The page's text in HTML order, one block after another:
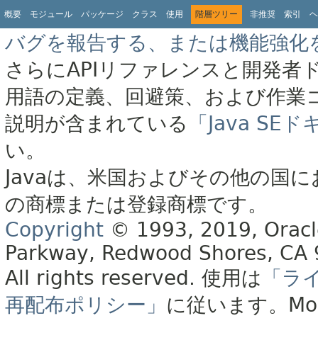
概要 モジュール パッケージ クラス 使用 階層ツリー 非推奨 索引
バグを報告する、または機能強化
さらにAPIリファレンスと開発者
用語の定義、回避策、および作
説明が含まれている
「Java SE
い。
Javaは、米国およびその他の国
の商標または登録商標です。
Copyright © 1993, 2019,
Parkway, Redwood Shores, CA
All rights reserved. 使用は 「ラ
再配布ポリシー」 に従います。